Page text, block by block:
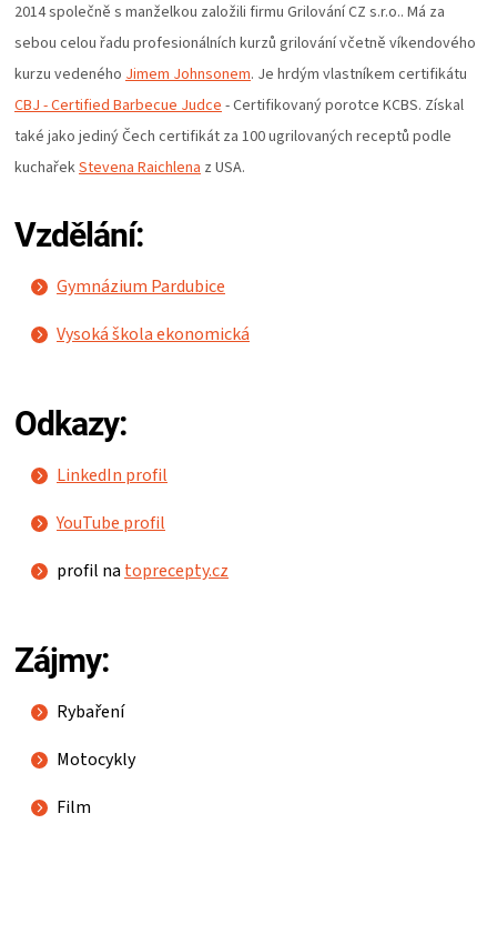
MASA
VENKOVNÍ
KUCHYNĚ
GRILOVÁNÍ
DÁRKOVÉ
ZNAČKY
(CZK)
2014 společně s manželkou založili firmu Grilování CZ s.r.o.. Má za
sebou celou řadu profesionálních kurzů grilování včetně víkendového
kurzu vedeného Jimem Johnsonem. Je hrdým vlastníkem certifikátu
CBJ - Certified Barbecue Judce- Certifikovaný porotce KCBS. Získal
také jako jediný Čech certifikát za 100 ugrilovaných receptů podle
kuchařekStevena Raichlena z USA.
Vzdělání:
Gymnázium Pardubice
Vysoká škola ekonomická
Odkazy:
LinkedIn profil
YouTube profil
profil na toprecepty.cz
Zájmy:
Rybaření
Motocykly
Film